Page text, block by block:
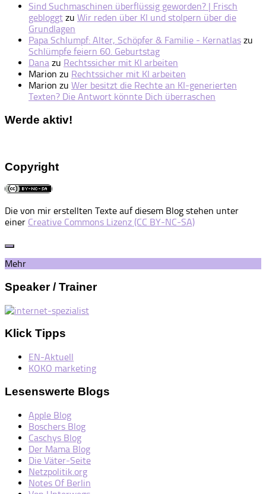
Sind Suchmaschinen überflüssig geworden? | Frisch
gebloggt zu Wir reden über KI und stolpern über die
Grundlagen
Papa Schlumpf: Alter, Schöpfer & Familie - Kernatlas zu
Schlümpfe feiern 60. Geburtstag
Dana zu Rechtssicher mit KI arbeiten
Marion zu Rechtssicher mit KI arbeiten
Marion zu Wer besitzt die Rechte an KI-generierten
Texten? Die Antwort könnte Dich überraschen
Werde aktiv!
Copyright
Die von mir erstellten Texte auf diesem Blog stehen unter
einer Creative Commons Lizenz (CC BY-NC-SA)
Mehr
Speaker / Trainer
Klick Tipps
EN-Aktuell
KOKO marketing
Lesenswerte Blogs
Apple Blog
Boschers Blog
Caschys Blog
Der Mama Blog
Die Väter-Seite
Netzpolitik.org
Notes Of Berlin